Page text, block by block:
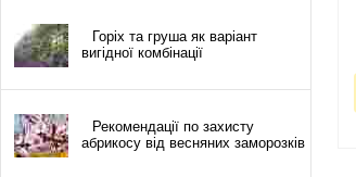
Горіх та груша як варіант
вигідної комбінації
Рекомендації по захисту
абрикосу від весняних заморозків